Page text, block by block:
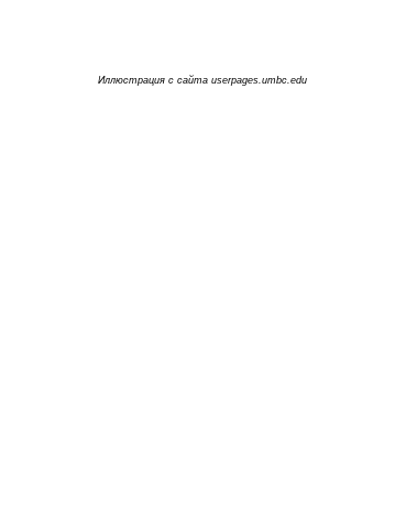
Иллюстрация с сайта userpages.umbc.edu